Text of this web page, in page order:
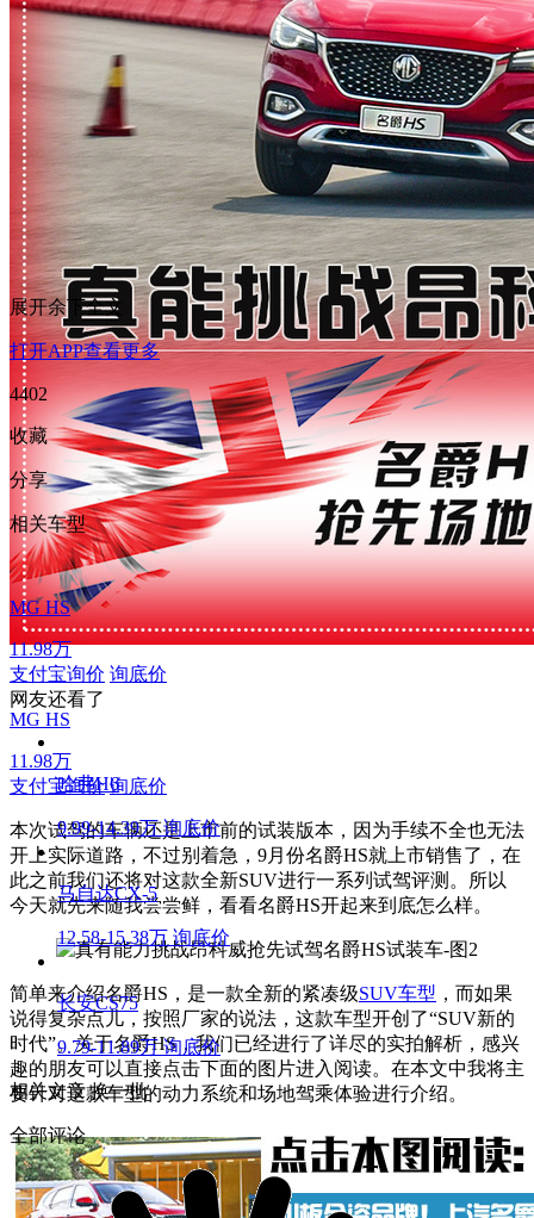
MG HS
11.98万
支付宝询价 询底价
本次试驾的车辆还是上市前的试装版本，因为手续不全也无法
开上实际道路，不过别着急，9月份名爵HS就上市销售了，在
此之前我们还将对这款全新SUV进行一系列试驾评测。所以
今天就先来随我尝尝鲜，看看名爵HS开起来到底怎么样。
简单来介绍名爵HS，是一款全新的紧凑级SUV车型 ，而如果
说得复杂点儿，按照厂家的说法，这款车型开创了“SUV新的
时代”。关于名爵HS，我们已经进行了详尽的实拍解析，感兴
趣的朋友可以直接点击下面的图片进入阅读。在本文中我将主
要针对这款车型的动力系统和场地驾乘体验进行介绍。
展开余下全文
打开APP查看更多
4402
收藏
分享
相关车型
MG HS
11.98万
支付宝询价 询底价
网友还看了
哈弗H6
9.99-14.39万 询底价
马自达CX-5
12.58-15.38万 询底价
长安CS75
9.79-11.89万 询底价
相关文章换一批
全部评论